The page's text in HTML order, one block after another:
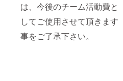
は、今後のチーム活動費と
してご使用させて頂きます
事をご了承下さい。